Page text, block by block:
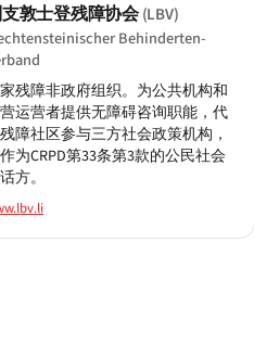
敦士登残障协会(LBV)
Behinderten-
残障非政府组织。为公共机构和
运营者提供无障碍咨询职能，代
障社区参与三方社会政策机构，
为CRPD第33条第3款的公民社会
方。